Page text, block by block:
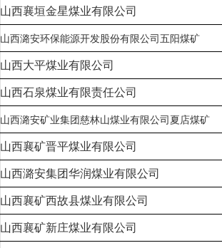
山西襄垣金星煤业有限公司
山西潞安环保能源开发股份有限公司五阳煤矿
山西大平煤业有限公司
山西石泉煤业有限责任公司
山西潞安矿业集团慈林山煤业有限公司夏店煤矿
山西襄矿晋平煤业有限公司
山西潞安集团华润煤业有限公司
山西襄矿西故县煤业有限公司
山西襄矿新庄煤业有限公司